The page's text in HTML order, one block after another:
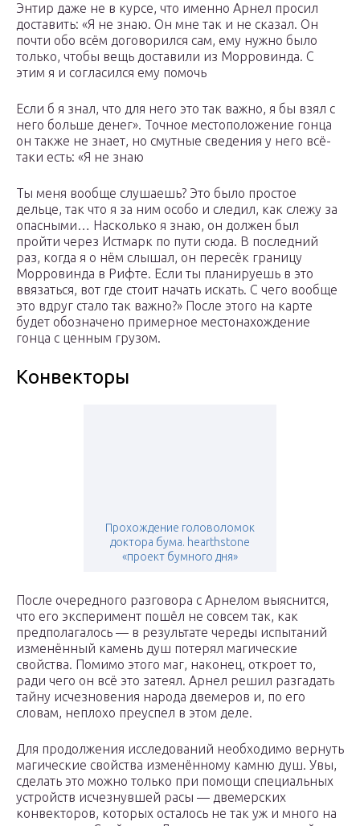
Энтир даже не в курсе, что именно Арнел просил
доставить: «Я не знаю. Он мне так и не сказал. Он
почти обо всём договорился сам, ему нужно было
только, чтобы вещь доставили из Морровинда. С
этим я и согласился ему помочь
Если б я знал, что для него это так важно, я бы взял с
него больше денег». Точное местоположение гонца
он также не знает, но смутные сведения у него всё-
таки есть: «Я не знаю
Ты меня вообще слушаешь? Это было простое
дельце, так что я за ним особо и следил, как слежу за
опасными… Насколько я знаю, он должен был
пройти через Истмарк по пути сюда. В последний
раз, когда я о нём слышал, он пересёк границу
Морровинда в Рифте. Если ты планируешь в это
ввязаться, вот где стоит начать искать. С чего вообще
это вдруг стало так важно?» После этого на карте
будет обозначено примерное местонахождение
гонца с ценным грузом.
Конвекторы
Прохождение головоломок
доктора бума. hearthstone
«проект бумного дня»
После очередного разговора с Арнелом выяснится,
что его эксперимент пошёл не совсем так, как
предполагалось — в результате череды испытаний
изменённый камень душ потерял магические
свойства. Помимо этого маг, наконец, откроет то,
ради чего он всё это затеял. Арнел решил разгадать
тайну исчезновения народа двемеров и, по его
словам, неплохо преуспел в этом деле.
Для продолжения исследований необходимо вернуть
магические свойства изменённому камню душ. Увы,
сделать это можно только при помощи специальных
устройств исчезнувшей расы — двемерских
конвекторов, которых осталось не так уж и много на